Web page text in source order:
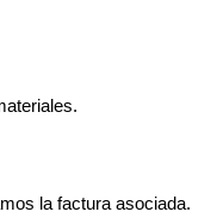
la factura asociada.